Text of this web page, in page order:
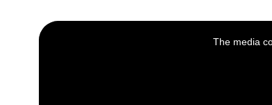
This
is
a
The media